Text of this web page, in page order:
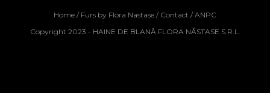
Home / Furs by Flora Nastase / Contact / ANPC
Copyright 2023 - HAINE DE BLANĂ FLORA NĂSTASE S.R.L.